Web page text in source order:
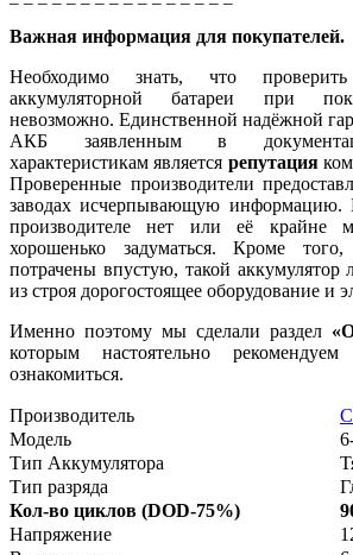
Важная информация для покупателей.
Необходимо знать, что
аккумуляторной батареи при
невозможно. Единственной надёжной
АКБ заявленным в
характеристикам является репутация
Проверенные производители
заводах исчерпывающую
производителе нет или её
хорошенько задуматься. Кроме
потрачены впустую, такой аккумулятор
из строя дорогостоящее оборудование и
Именно поэтому мы сделали раздел
которым настоятельно
ознакомиться.
Производитель
Модель
Тип Аккумулятора
Тип разряда
Кол-во циклов (DOD-75%)
Напряжение